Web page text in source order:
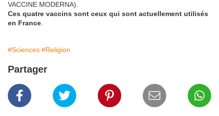
VACCINE MODERNA).
Ces quatre vaccins sont ceux qui sont actuellement utilisés
en France
#Sciences #Religion
Partager